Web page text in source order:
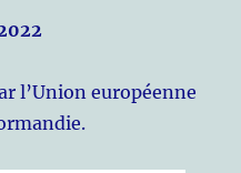
l’Union européenne